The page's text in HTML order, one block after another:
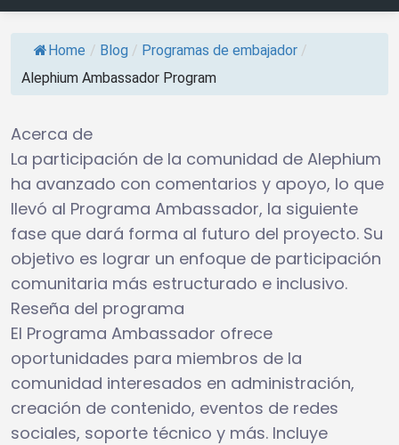
Home / Blog / Programas de embajador /
Alephium Ambassador Program
Acerca de
La participación de la comunidad de Alephium
ha avanzado con comentarios y apoyo, lo que
llevó al Programa Ambassador, la siguiente
fase que dará forma al futuro del proyecto. Su
objetivo es lograr un enfoque de participación
comunitaria más estructurado e inclusivo.
Reseña del programa
El Programa Ambassador ofrece
oportunidades para miembros de la
comunidad interesados ​​en administración,
creación de contenido, eventos de redes
sociales, soporte técnico y más. Incluye